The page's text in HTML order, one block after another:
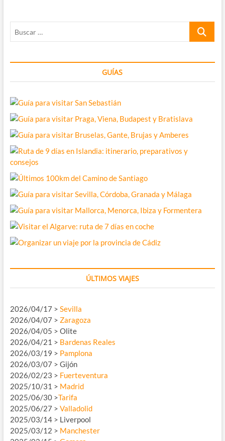
Buscar
GUÍAS
ÚLTIMOS VIAJES
2026/04/17 > Sevilla
2026/04/07 > Zaragoza
2026/04/05 > Olite
2026/04/21 > Bardenas Reales
2026/03/19 > Pamplona
2026/03/07 > Gijón
2026/02/23 > Fuerteventura
2025/10/31 > Madrid
2025/06/30 >Tarifa
2025/06/27 > Valladolid
2025/03/14 > Liverpool
2025/03/12 > Manchester